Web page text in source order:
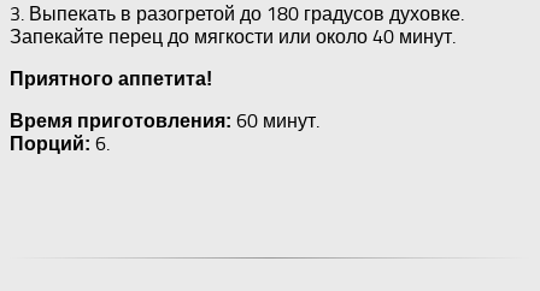
3. Выпекать в разогретой до 180 градусов духовке.
Запекайте перец до мягкости или около 40 минут.
Приятного аппетита!
Время приготовления: 60 минут.
Порций: 6.